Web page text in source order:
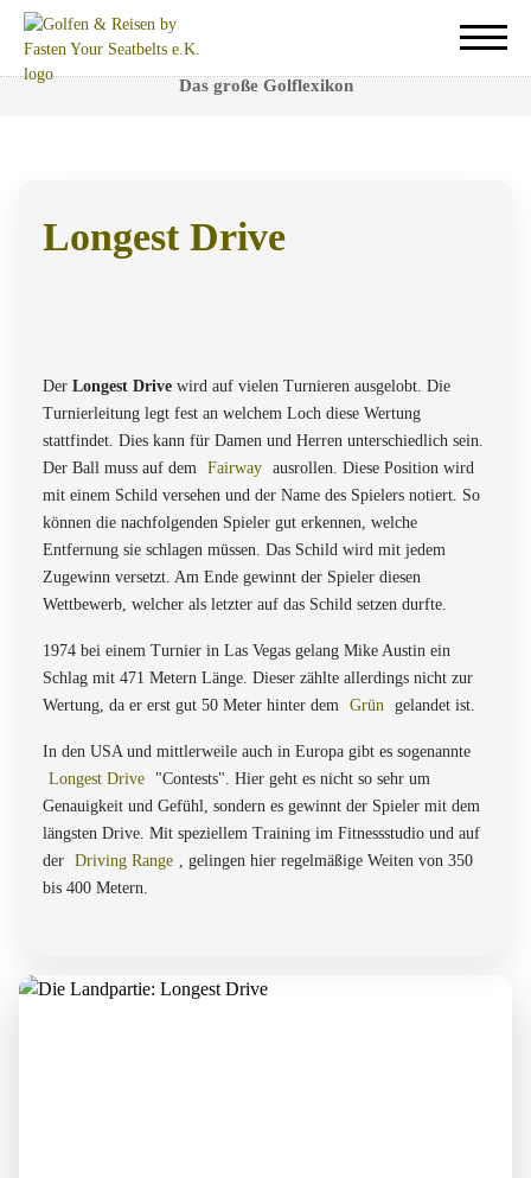
Longest Drive
Das große Golflexikon
Longest Drive
Der Longest Drive wird auf vielen Turnieren ausgelobt. Die
Turnierleitung legt fest an welchem Loch diese Wertung
stattfindet. Dies kann für Damen und Herren unterschiedlich sein.
Der Ball muss auf dem Fairway ausrollen. Diese Position wird
mit einem Schild versehen und der Name des Spielers notiert. So
können die nachfolgenden Spieler gut erkennen, welche
Entfernung sie schlagen müssen. Das Schild wird mit jedem
Zugewinn versetzt. Am Ende gewinnt der Spieler diesen
Wettbewerb, welcher als letzter auf das Schild setzen durfte.
1974 bei einem Turnier in Las Vegas gelang Mike Austin ein
Schlag mit 471 Metern Länge. Dieser zählte allerdings nicht zur
Wertung, da er erst gut 50 Meter hinter dem Grün gelandet ist.
In den USA und mittlerweile auch in Europa gibt es sogenannte
Longest Drive
"Contests". Hier geht es nicht so sehr um
Genauigkeit und Gefühl, sondern es gewinnt der Spieler mit dem
längsten Drive. Mit speziellem Training im Fitnessstudio und auf
der Driving Range , gelingen hier regelmäßige Weiten von 350
bis 400 Metern.